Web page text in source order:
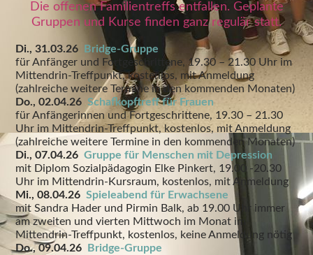
Die offenen Familientreffs entfallen. Geplante
Gruppen und Kurse finden ganz regulär statt.
Di., 31.03.26
Bridge-Gruppe
für Anfänger und Fortgeschrittene, 19.30 – 21.30 Uhr im
Mittendrin-Treffpunkt, kostenlos, mit Anmeldung
(zahlreiche weitere Termine in den kommenden Monaten)
Do., 02.04.26Schafkopftreff für Frauen
für Anfängerinnen und Fortgeschrittene, 19.30 – 21.30
Uhr im Mittendrin-Treffpunkt, kostenlos, mit Anmeldung
(zahlreiche weitere Termine in den kommenden Monaten)
Di., 07.04.26Gruppe für Menschen mit Depression
mit Diplom Sozialpädagogin Elke Pinkert, 19.00 -20.30
Uhr im Mittendrin-Kursraum, kostenlos, mit Anmeldung
Mi., 08.04.26 Spieleabend für Erwachsene
mit Sandra Hader und Pirmin Balk, ab 19.00 Uhr immer
am zweiten und vierten Mittwoch im Monat im
Mittendrin-Treffpunkt, kostenlos, keine Anmeldung nötig
Do., 09.04.26
Bridge-Gruppe